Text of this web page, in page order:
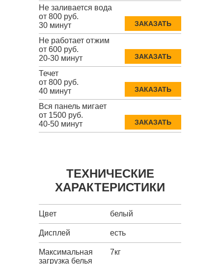
Не заливается вода
от 800 руб.
30 минут
ЗАКАЗАТЬ
Не работает отжим
от 600 руб.
20-30 минут
ЗАКАЗАТЬ
Течет
от 800 руб.
40 минут
ЗАКАЗАТЬ
Вся панель мигает
от 1500 руб.
40-50 минут
ЗАКАЗАТЬ
ТЕХНИЧЕСКИЕ
ХАРАКТЕРИСТИКИ
Цвет белый
Дисплей есть
Максимальная
загрузка белья
7кг